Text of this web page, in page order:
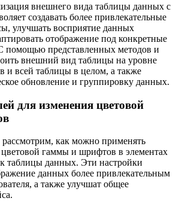
внешнего вида таблицы данных с
создавать более привлекательные
улучшать восприятие данных
отображение под конкретные
помощью представленных методов и
внешний вид таблицы на уровне
и всей таблицы в целом, а также
обновление и группировку данных.
для изменения цветовой
как можно применять
гаммы и шрифтов в элементах
таблицы данных. Эти настройки
данных более привлекательным
а также улучшат общее